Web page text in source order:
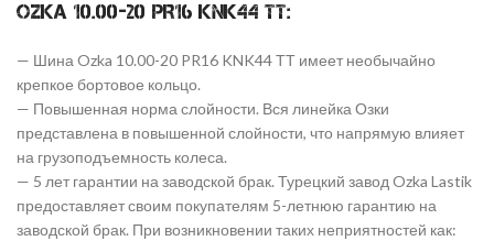
Ozka 10.00-20 PR16 KNK44 ТТ:
— Шина Ozka 10.00-20 PR16 KNK44 ТТ имеет необычайно
крепкое бортовое кольцо.
— Повышенная норма слойности. Вся линейка Озки
представлена в повышенной слойности, что напрямую влияет
на грузоподъемность колеса.
— 5 лет гарантии на заводской брак. Турецкий завод Ozka Lastik
предоставляет своим покупателям 5-летнюю гарантию на
заводской брак. При возникновении таких неприятностей как: